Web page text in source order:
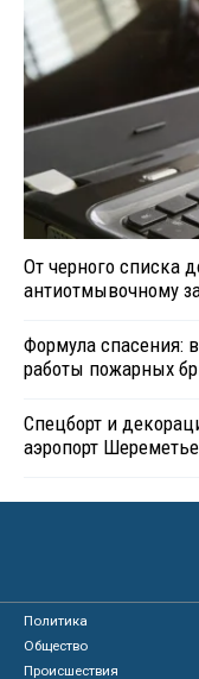
От черного списка
антиотмывочному
Формула спасения:
работы пожарных
Спецборт и
аэропорт
Политика
Общество
Происшествия